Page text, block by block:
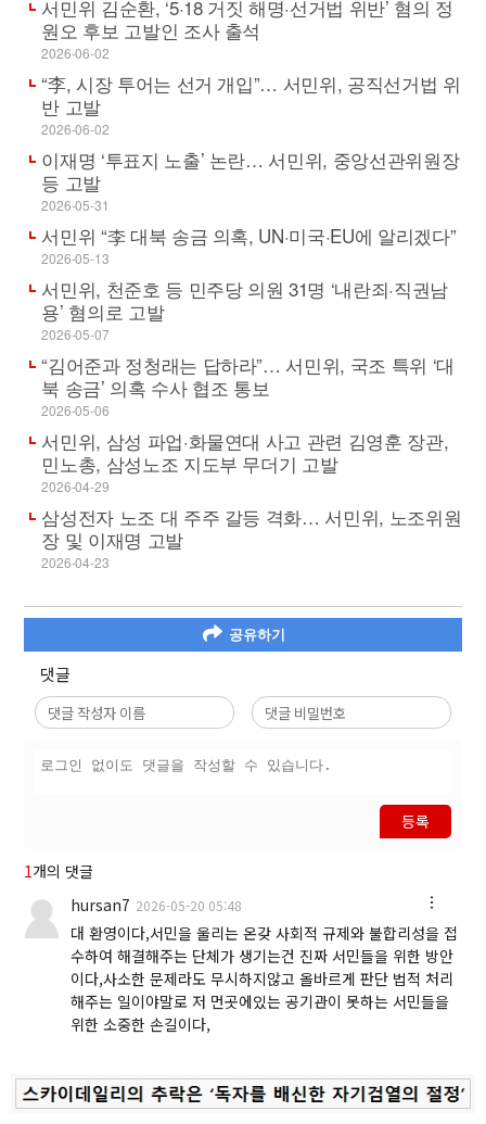
서민위 김순환, ‘5·18 거짓 해명·선거법 위반’ 혐의 정
원오 후보 고발인 조사 출석
2026-06-02
“李, 시장 투어는 선거 개입”… 서민위, 공직선거법 위
반 고발
2026-06-02
이재명 ‘투표지 노출’ 논란… 서민위, 중앙선관위원장
등 고발
2026-05-31
서민위 “李 대북 송금 의혹, UN·미국·EU에 알리겠다”
2026-05-13
서민위, 천준호 등 민주당 의원 31명 ‘내란죄·직권남
용’ 혐의로 고발
2026-05-07
“김어준과 정청래는 답하라”… 서민위, 국조 특위 ‘대
북 송금’ 의혹 수사 협조 통보
2026-05-06
서민위, 삼성 파업·화물연대 사고 관련 김영훈 장관,
민노총, 삼성노조 지도부 무더기 고발
2026-04-29
삼성전자 노조 대 주주 갈등 격화… 서민위, 노조위원
장 및 이재명 고발
2026-04-23
공유하기
댓글
등록
1개의 댓글
hursan7 2026-05-20 05:48
대 환영이다,서민을 울리는 온갖 사회적 규제와 불합리성을 접
수하여 해결해주는 단체가 생기는건 진짜 서민들을 위한 방안
이다,사소한 문제라도 무시하지않고 올바르게 판단 법적 처리
해주는 일이야말로 저 먼곳에있는 공기관이 못하는 서민들을
위한 소중한 손길이다,